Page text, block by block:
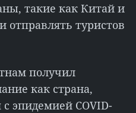
такие как Китай и
туристов
получил
как страна,
эпидемией COVID-